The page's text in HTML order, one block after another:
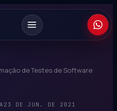
de Testes de Software
23 DE JUN. DE 2021